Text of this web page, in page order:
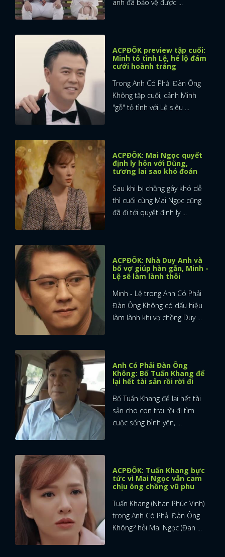
anh đã bảo vệ được ...
ACPĐÔK preview tập cuối:
Minh tỏ tình Lệ, hé lộ đám
cưới hoành tráng
Trong Anh Có Phải Đàn Ông
Không tập cuối, cảnh Minh
"gỗ" tỏ tình với Lệ siêu ...
ACPĐÔK: Mai Ngọc quyết
định ly hôn với Dũng,
tương lai sao khó đoán
Sau khi bị chồng gây khó dễ
thì cuối cùng Mai Ngọc cũng
đã đi tới quyết định ly ...
ACPĐÔK: Nhà Duy Anh và
bố vợ giúp hàn gắn, Minh -
Lệ sẽ làm lành thôi
Minh - Lệ trong Anh Có Phải
Đàn Ông Không có dấu hiệu
làm lành khi vợ chồng Duy ...
Anh Có Phải Đàn Ông
Không: Bố Tuấn Khang để
lại hết tài sản rồi rời đi
Bố Tuấn Khang để lại hết tài
sản cho con trai rồi đi tìm
cuộc sống bình yên, ...
ACPĐÔK: Tuấn Khang bực
tức vì Mai Ngọc vẫn cam
chịu ông chồng vũ phu
Tuấn Khang (Nhan Phúc Vinh)
trong Anh Có Phải Đàn Ông
Không? hỏi Mai Ngọc (Đan ...